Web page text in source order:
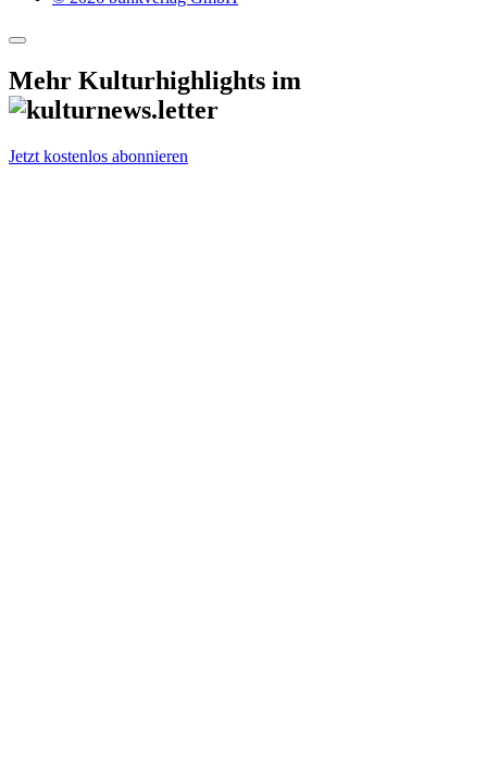
Mehr Kulturhighlights im
Jetzt kostenlos abonnieren